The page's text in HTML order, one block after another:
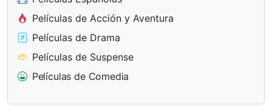
Películas de Acción y Aventura
Películas de Drama
Películas de Suspense
Películas de Comedia